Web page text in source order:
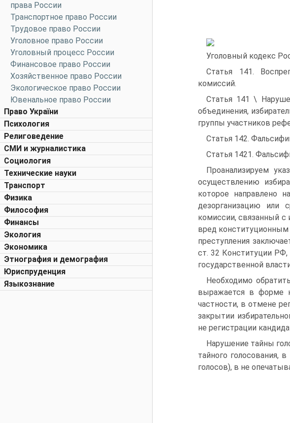
права России
Транспортное право России
Трудовое право России
Уголовное право России
Уголовный процесс России
Финансовое право России
Хозяйственное право России
Экологическое право России
Ювенальное право России
Право України
Психология
Религоведение
СМИ и журналистика
Социология
Технические науки
Транспорт
Физика
Философия
Финансы
Экология
Экономика
Этнография и демография
Юриспруденция
Языкознание
Уголовный кодекс
Статья 141.
комиссий.
Статья 141 \
объединения,
группы участников
Статья 142.
Статья 1421.
Проанализируем
осуществлению
которое направлено
дезорганизацию или
комиссии, связанный с
вред конституционным
преступления
ст. 32 Конституции РФ,
государственной
Необходимо
выражается в форме
частности, в отмене
закрытии
не регистрации
Нарушение тайны
тайного голосования,
голосов), в не